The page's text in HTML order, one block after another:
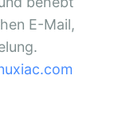
E-Mail,